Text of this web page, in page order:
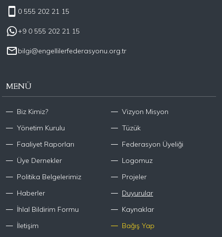
0 555 202 21 15
+9 0 555 202 21 15
bilgi@engellilerfederasyonu.org.tr
MENÜ
Biz Kimiz?
Vizyon Misyon
Yönetim Kurulu
Tüzük
Faaliyet Raporları
Federasyon Üyeliği
Üye Dernekler
Logomuz
Politika Belgelerimiz
Projeler
Haberler
Duyurular
İhlal Bildirim Formu
Kaynaklar
İletişim
Bağış Yap